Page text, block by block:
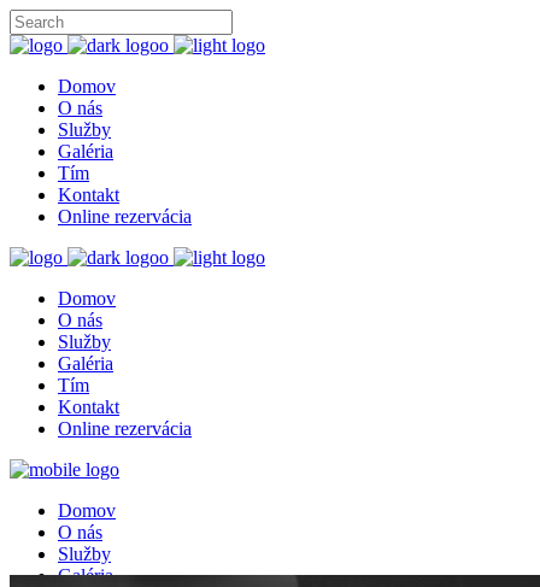
Domov
O nás
Služby
Galéria
Tím
Kontakt
Online rezervácia
Domov
O nás
Služby
Galéria
Tím
Kontakt
Online rezervácia
Domov
O nás
Služby
Galéria